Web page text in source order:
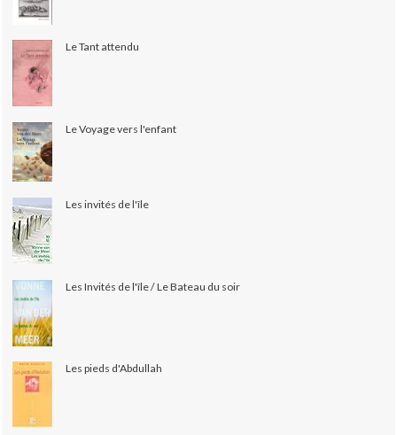
Le Tant attendu
Le Voyage vers l'enfant
Les invités de l'île
Les Invités de l'île / Le Bateau du soir
Les pieds d'Abdullah